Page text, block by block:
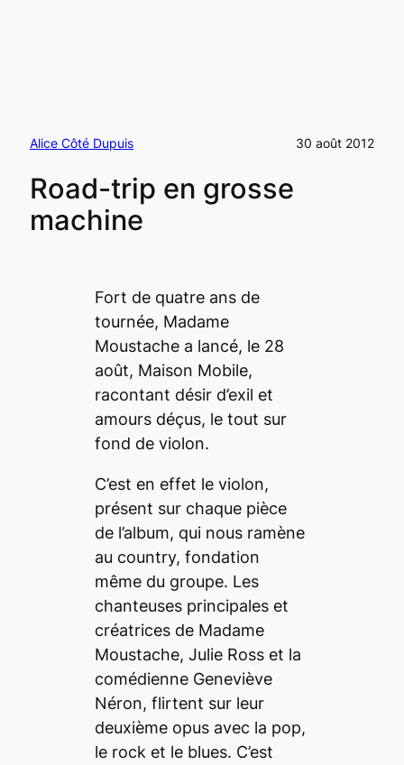
Alice Côté Dupuis 30 août 2012
Road-trip en grosse
machine
Fort de quatre ans de
tournée, Madame
Moustache a lancé, le 28
août, Maison Mobile,
racontant désir d’exil et
amours déçus, le tout sur
fond de violon.
C’est en effet le violon,
présent sur chaque pièce
de l’album, qui nous ramène
au country, fondation
même du groupe. Les
chanteuses principales et
créatrices de Madame
Moustache, Julie Ross et la
comédienne Geneviève
Néron, flirtent sur leur
deuxième opus avec la pop,
le rock et le blues. C’est